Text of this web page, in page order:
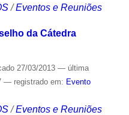
/Eventos e Reuniões
da Cátedra
27/03/2013 — última
— registrado em: Evento
/Eventos e Reuniões